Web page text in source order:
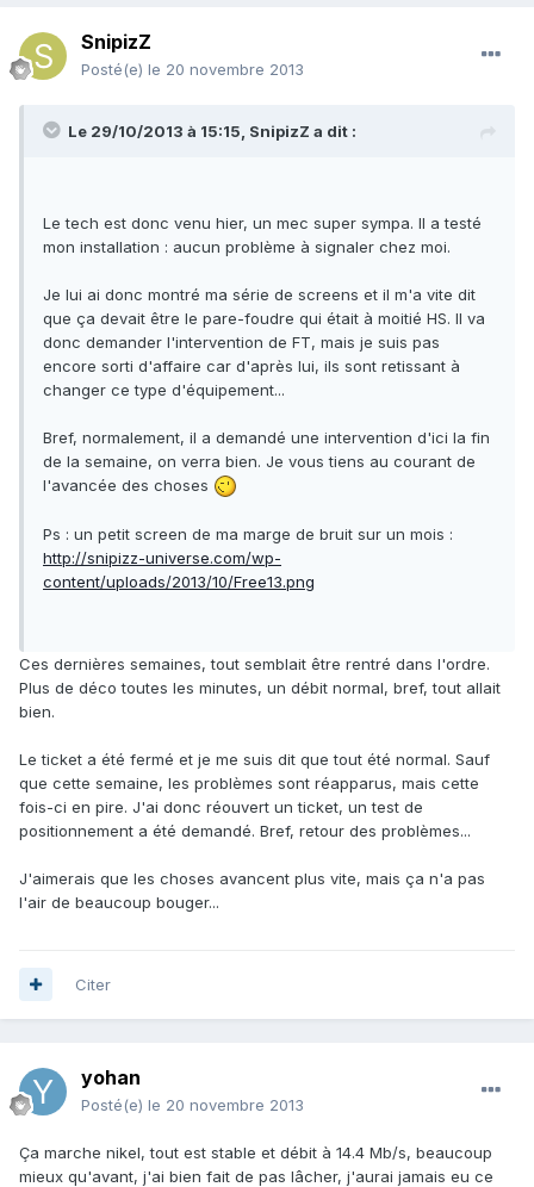
SnipizZ
Posté(e) le 20 novembre 2013
Le 29/10/2013 à 15:15, SnipizZ a dit :
Le tech est donc venu hier, un mec super sympa. Il a testé
mon installation : aucun problème à signaler chez moi.
Je lui ai donc montré ma série de screens et il m'a vite dit
que ça devait être le pare-foudre qui était à moitié HS. Il va
donc demander l'intervention de FT, mais je suis pas
encore sorti d'affaire car d'après lui, ils sont retissant à
changer ce type d'équipement...
Bref, normalement, il a demandé une intervention d'ici la fin
de la semaine, on verra bien. Je vous tiens au courant de
l'avancée des choses
Ps : un petit screen de ma marge de bruit sur un mois :
http://snipizz-universe.com/wp-
content/uploads/2013/10/Free13.png
Ces dernières semaines, tout semblait être rentré dans l'ordre.
Plus de déco toutes les minutes, un débit normal, bref, tout allait
bien.
Le ticket a été fermé et je me suis dit que tout été normal. Sauf
que cette semaine, les problèmes sont réapparus, mais cette
fois-ci en pire. J'ai donc réouvert un ticket, un test de
positionnement a été demandé. Bref, retour des problèmes...
J'aimerais que les choses avancent plus vite, mais ça n'a pas
l'air de beaucoup bouger...
Citer
yohan
Posté(e) le 20 novembre 2013
Ça marche nikel, tout est stable et débit à 14.4 Mb/s, beaucoup
mieux qu'avant, j'ai bien fait de pas lâcher, j'aurai jamais eu ce